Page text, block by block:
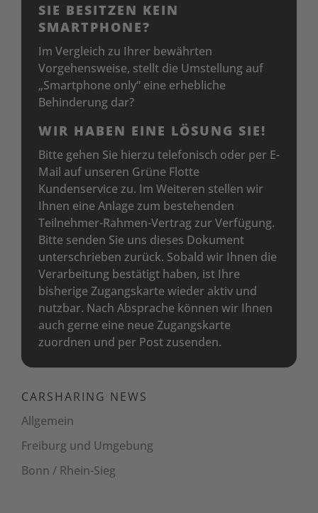
SIE BESITZEN KEIN
SMARTPHONE?
Im Vergleich zu Ihrer bewährten
Vorgehensweise, stellt die Umstellung auf
„Smartphone only“ eine erhebliche
Behinderung dar? ​
WIR HABEN EINE LÖSUNG SIE!
Bitte gehen Sie hierzu telefonisch oder per E-
Mail auf unseren Grüne Flotte
Kundenservice zu. Im Weiteren stellen wir
Ihnen eine Anlage zum bestehenden
Teilnehmer-Rahmen-Vertrag zur Verfügung.
Bitte senden Sie uns dieses Dokument
unterschrieben zurück. Sobald wir Ihnen die
Verarbeitung bestätigt haben, ist Ihre
bisherige Zugangskarte wieder aktiv und
nutzbar. Nach Absprache können wir Ihnen
auch gerne eine neue Zugangskarte
zuordnen und per Post zusenden.
CARSHARING NEWS
Allgemein
Freiburg und Umgebung
Bonn / Rhein-Sieg